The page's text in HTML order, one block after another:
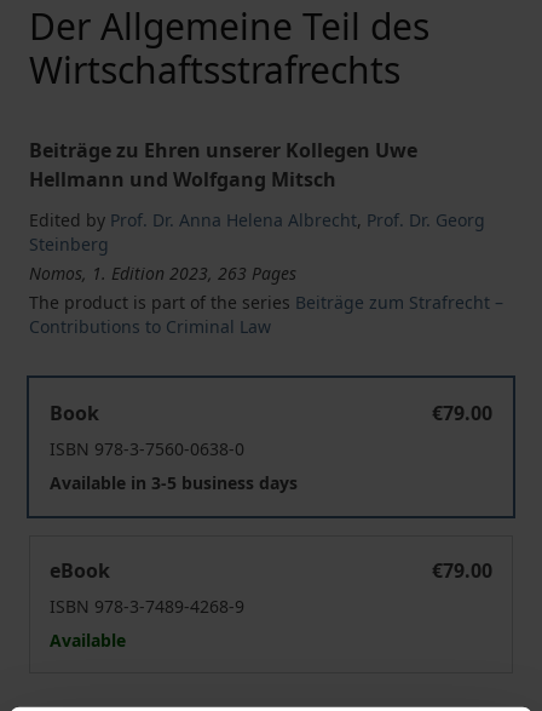
Der Allgemeine Teil des
Wirtschaftsstrafrechts
Beiträge zu Ehren unserer Kollegen Uwe
Hellmann und Wolfgang Mitsch
Edited by Prof. Dr. Anna Helena Albrecht, Prof. Dr. Georg
Steinberg
Nomos, 1. Edition 2023, 263 Pages
The product is part of the series Beiträge zum Strafrecht –
Contributions to Criminal Law
Book
€79.00
ISBN 978-3-7560-0638-0
Available in 3-5 business days
eBook
€79.00
ISBN 978-3-7489-4268-9
Available